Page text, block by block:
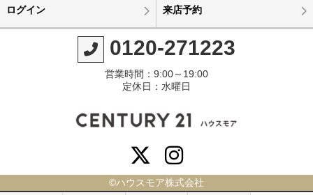
ログイン 来店予約
0120-271223
営業時間：9:00～19:00
定休日：水曜日
©ハウスモア株式会社